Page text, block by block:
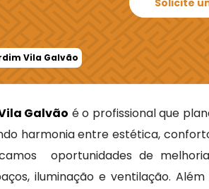
Vila Galvão
Solicite
Galvão é o profissional que
harmonia entre estética,
oportunidades de
iluminação e ventilação. Além